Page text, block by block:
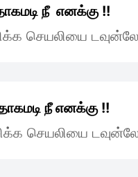
நீ எனக்கு !!
செயலியை
நீ எனக்கு !!
செயலியை